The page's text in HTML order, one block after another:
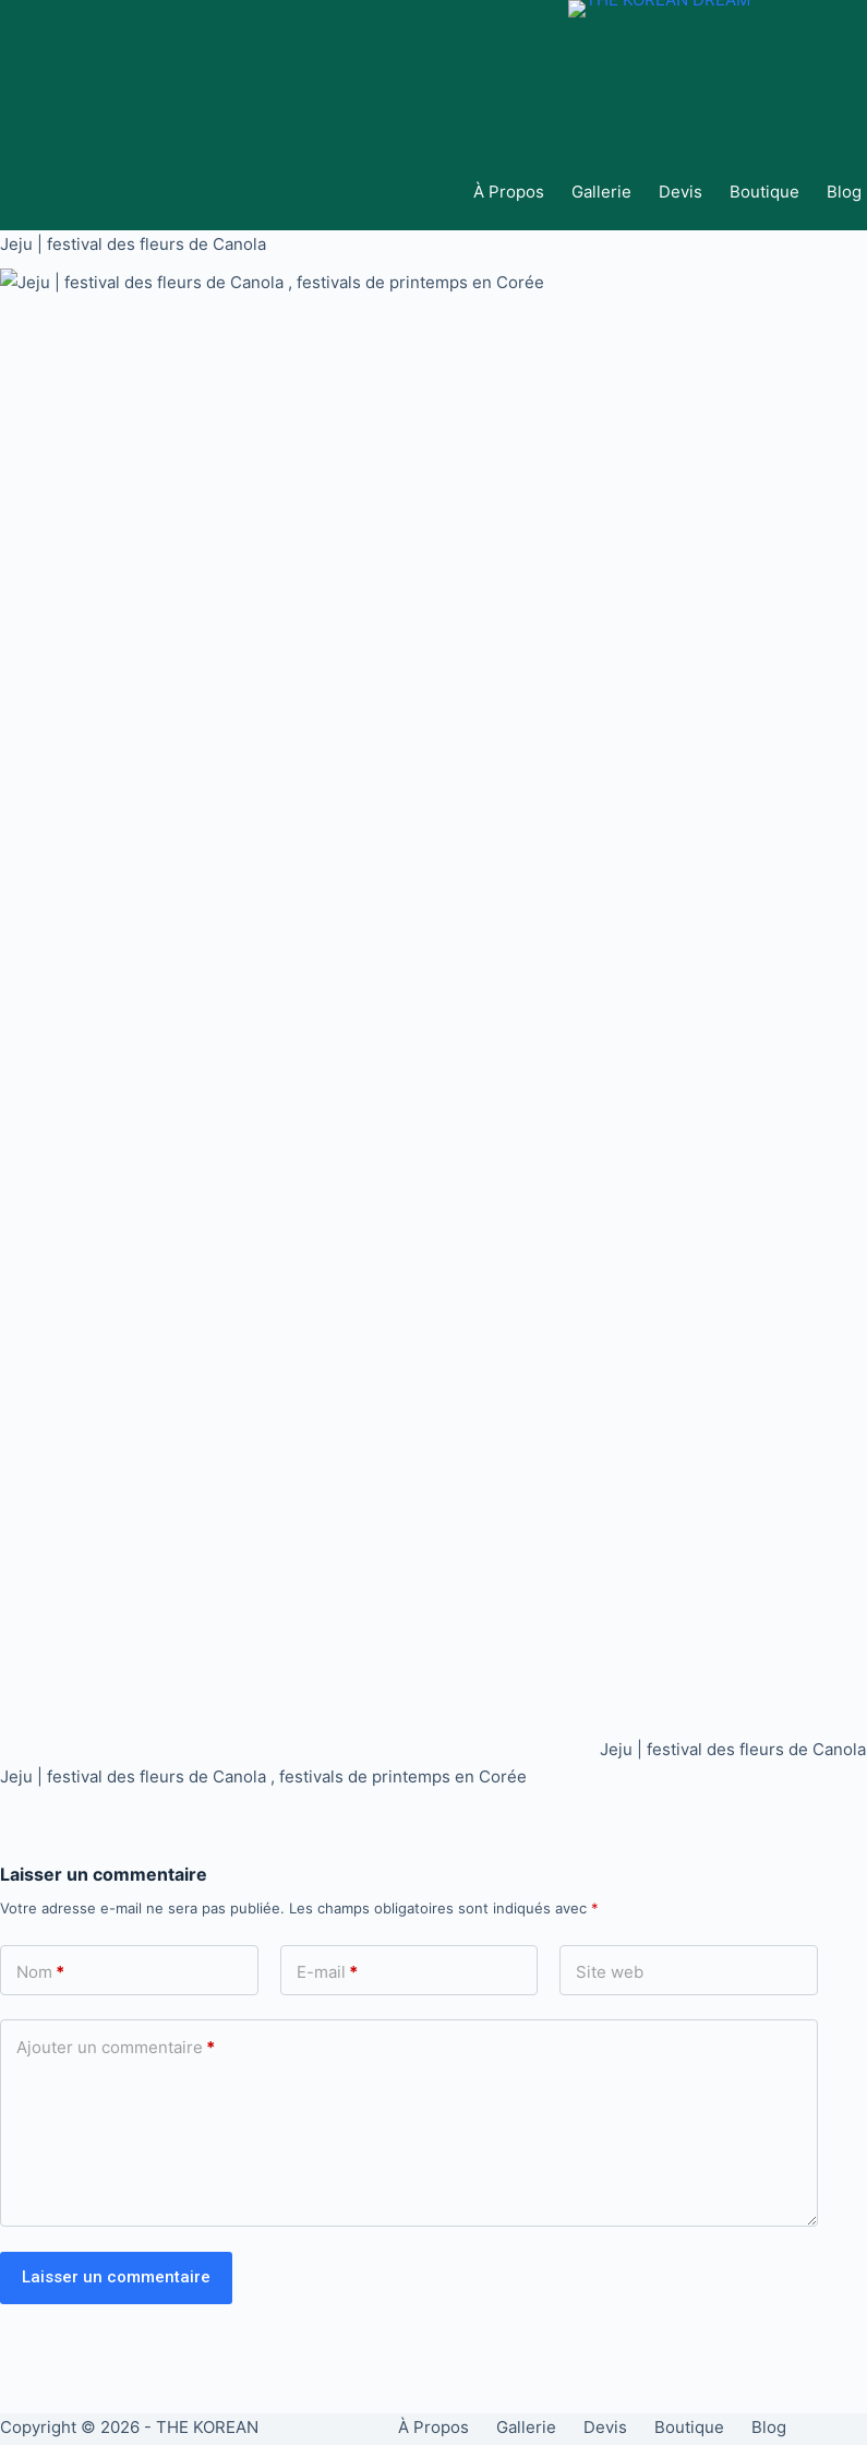
À Propos Gallerie Devis Boutique Blog
Jeju | festival des fleurs de Canola
Jeju | festival des fleurs de Canola
Jeju | festival des fleurs de Canola , festivals de printemps en Corée
Laisser un commentaire
Votre adresse e-mail ne sera pas publiée. Les champs obligatoires sont indiqués avec *
Nom * E-mail * Site web
Ajouter un commentaire *
Laisser un commentaire
Copyright © 2026 - THE KOREAN
À Propos Gallerie Devis Boutique Blog